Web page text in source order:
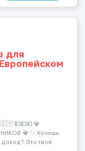
для
💶💶💶 💎
💎 ✨ Хочешь
доход? Это твой